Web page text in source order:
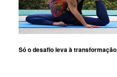
Só o desafio leva à transformação